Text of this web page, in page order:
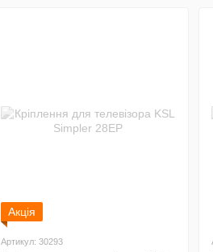
Акція
Артикул: 30293